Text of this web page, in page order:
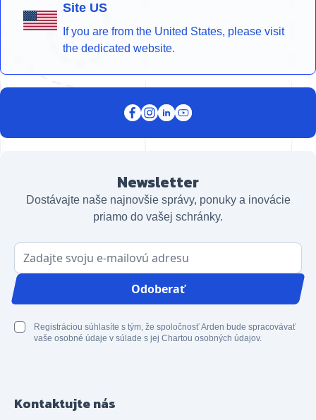
Site US
If you are from the United States, please visit
the dedicated website.
Newsletter
Dostávajte naše najnovšie správy, ponuky a inovácie
priamo do vašej schránky.
E-mailová adresa
Odoberať
Registráciou súhlasíte s tým, že spoločnosť Arden bude spracovávať
vaše osobné údaje v súlade s jej Chartou osobných údajov.
Kontaktujte nás